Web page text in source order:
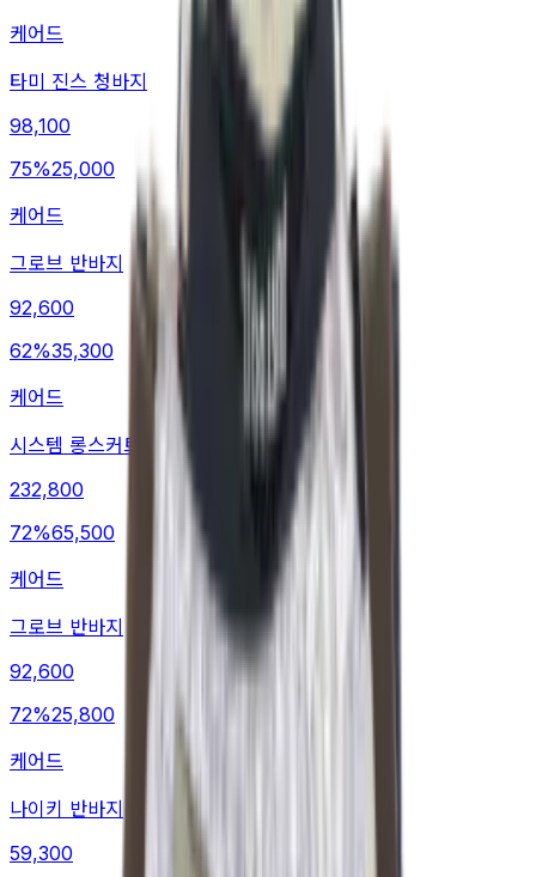
케어드
타미 진스 청바지
98,100
75%25,000
케어드
그로브 반바지
92,600
62%35,300
케어드
시스템 롱스커트
232,800
72%65,500
케어드
그로브 반바지
92,600
72%25,800
케어드
나이키 반바지
59,300